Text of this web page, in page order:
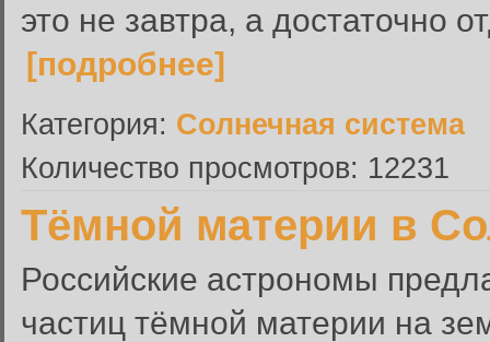
это не завтра, а достаточно
[подробнее]
Категория: Солнечная система
Количество просмотров: 12231
Тёмной материи в
Российские астрономы
частиц тёмной материи на